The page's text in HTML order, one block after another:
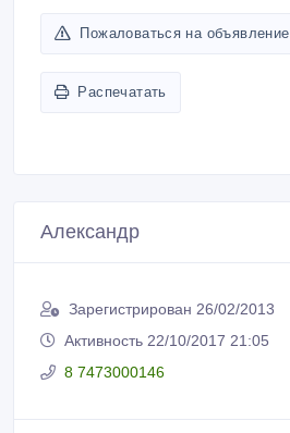
Пожаловаться на объявление
Распечатать
Александр
Зарегистрирован 26/02/2013
Активность 22/10/2017 21:05
8 7473000146